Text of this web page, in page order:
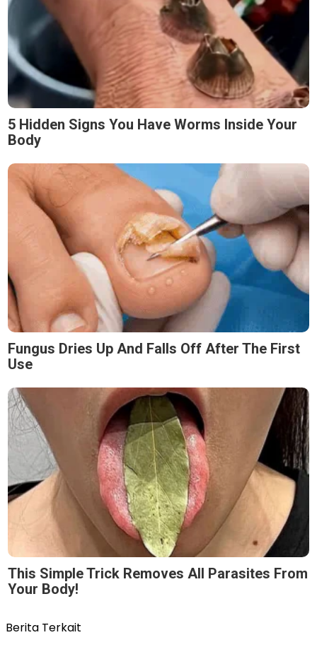
5 Hidden Signs You Have Worms Inside Your
Body
Fungus Dries Up And Falls Off After The First
Use
This Simple Trick Removes All Parasites From
Your Body!
Berita Terkait